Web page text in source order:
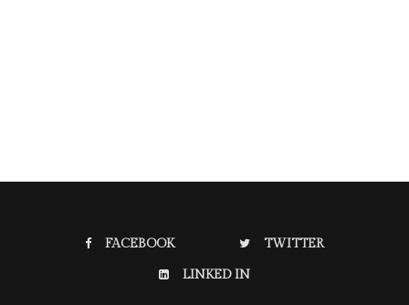
FACEBOOK TWITTER
LINKED IN